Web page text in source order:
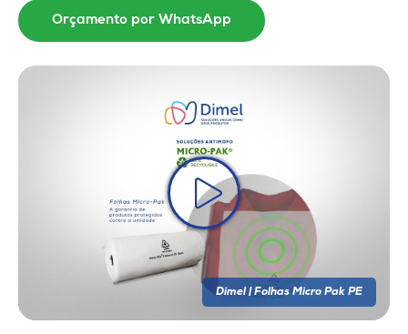
Orçamento por WhatsApp
Dimel | Folhas Micro Pak PE
Dimel | Folhas Micro Pak PE
Dimel | Folhas Micro Pak PE